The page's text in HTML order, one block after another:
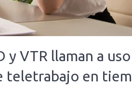
y VTR llaman a
teletrabajo en